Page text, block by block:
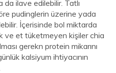
da ilave edilebilir. Tatlı
pudinglerin üzerine yada
İçerisinde bol miktarda
ve et tüketmeyen kişiler chia
gerekn protein mikarını
kalsiyum ihtiyacının